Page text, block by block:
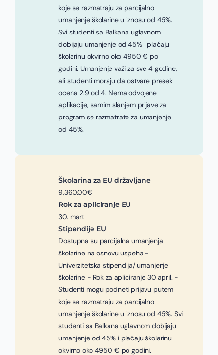
koje se razmatraju za parcijalno
umanjenje školarine u iznosu od 45%.
Svi studenti sa Balkana uglavnom
dobijaju umanjenje od 45% i plaćaju
školarinu okvirno oko 4950 € po
godini. Umanjenje važi za sve 4 godine,
ali studenti moraju da ostvare presek
ocena 2.9 od 4. Nema odvojene
aplikacije, samim slanjem prijave za
program se razmatrate za umanjenje
od 45%.
Školarina za EU državljane
9,360.00€
Rok za apliciranje EU
30. mart
Stipendije EU
Dostupna su parcijalna umanjenja
školarine na osnovu uspeha -
Univerzitetska stipendija/ umanjenje
školarine - Rok za apliciranje 30 april. -
Studenti mogu podneti prijavu putem
koje se razmatraju za parcijalno
umanjenje školarine u iznosu od 45%. Svi
studenti sa Balkana uglavnom dobijaju
umanjenje od 45% i plaćaju školarinu
okvirno oko 4950 € po godini.